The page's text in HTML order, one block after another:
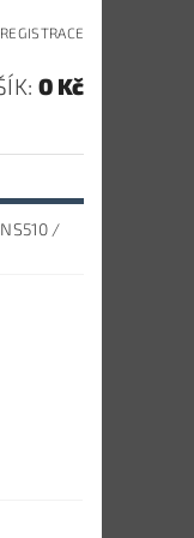
REGISTRACE
0 Kč
/